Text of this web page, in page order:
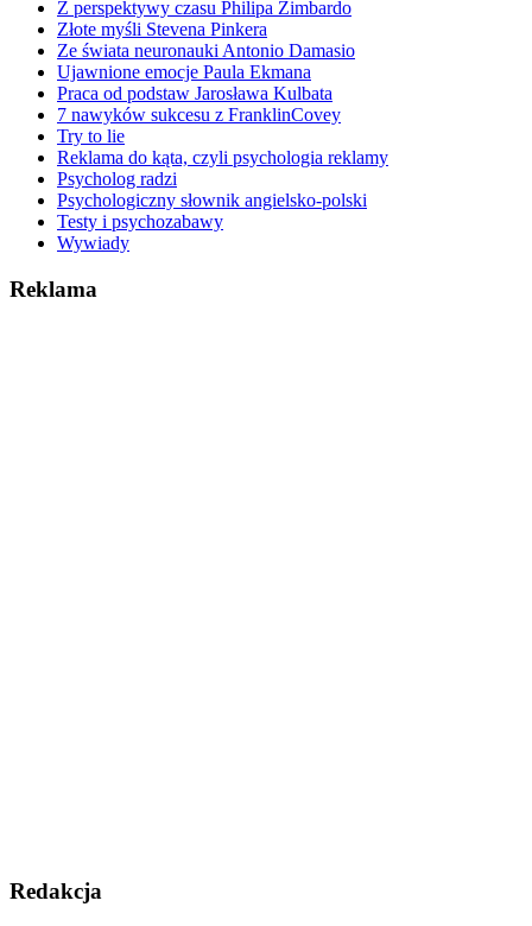
Z perspektywy czasu Philipa Zimbardo
Złote myśli Stevena Pinkera
Ze świata neuronauki Antonio Damasio
Ujawnione emocje Paula Ekmana
Praca od podstaw Jarosława Kulbata
7 nawyków sukcesu z FranklinCovey
Try to lie
Reklama do kąta, czyli psychologia reklamy
Psycholog radzi
Psychologiczny słownik angielsko-polski
Testy i psychozabawy
Wywiady
Reklama
Redakcja